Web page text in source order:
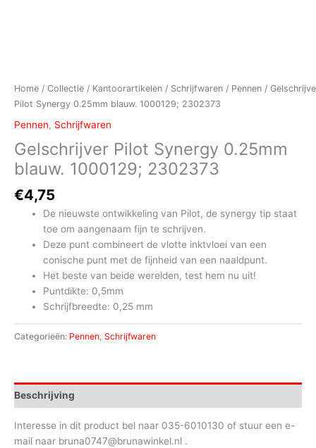
Home / Collectie / Kantoorartikelen / Schrijfwaren / Pennen /
Pilot Synergy 0.25mm blauw. 1000129; 2302373
Pennen, Schrijfwaren
Gelschrijver Pilot Synergy 0.25mm
blauw. 1000129; 2302373
€4,75
De nieuwste ontwikkeling van Pilot, de synergy tip staat
toe om aangenaam fijn te schrijven.
Deze punt combineert de vlotte inktvloei van een
conische punt met de fijnheid van een naaldpunt.
Het beste van beide werelden, test hem nu uit!
Puntdikte: 0,5mm
Schrijfbreedte: 0,25 mm
Categorieën: Pennen Schrijfwaren
Beschrijving
Interesse in dit product bel naar 035-6010130 of stuur een e-
mail naar bruna0747@brunawinkel.nl .